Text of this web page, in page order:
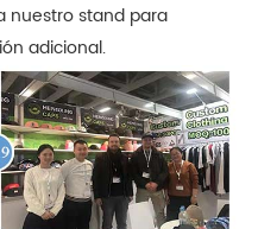
nuestro stand para
adicional.